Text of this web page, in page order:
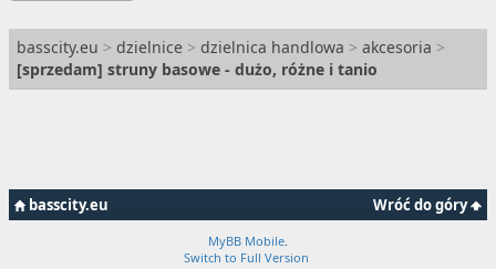
basscity.eu > dzielnice > dzielnica handlowa > akcesoria >
[sprzedam] struny basowe - dużo, różne i tanio
Wróć do góry
basscity.eu
MyBB Mobile
Switch to Full Version